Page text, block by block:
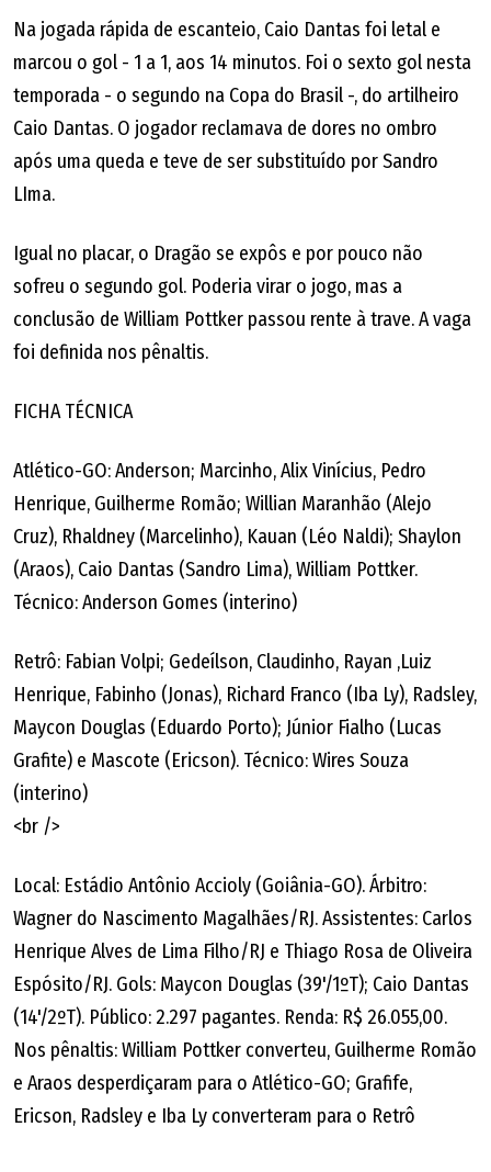
Na jogada rápida de escanteio, Caio Dantas foi letal e
marcou o gol - 1 a 1, aos 14 minutos. Foi o sexto gol nesta
temporada - o segundo na Copa do Brasil -, do artilheiro
Caio Dantas. O jogador reclamava de dores no ombro
após uma queda e teve de ser substituído por Sandro
LIma.
Igual no placar, o Dragão se expôs e por pouco não
sofreu o segundo gol. Poderia virar o jogo, mas a
conclusão de William Pottker passou rente à trave. A vaga
foi definida nos pênaltis.
FICHA TÉCNICA
Atlético-GO: Anderson; Marcinho, Alix Vinícius, Pedro
Henrique, Guilherme Romão; Willian Maranhão (Alejo
Cruz), Rhaldney (Marcelinho), Kauan (Léo Naldi); Shaylon
(Araos), Caio Dantas (Sandro Lima), William Pottker.
Técnico: Anderson Gomes (interino)
Retrô: Fabian Volpi; Gedeílson, Claudinho, Rayan ,Luiz
Henrique, Fabinho (Jonas), Richard Franco (Iba Ly), Radsley,
Maycon Douglas (Eduardo Porto); Júnior Fialho (Lucas
Grafite) e Mascote (Ericson). Técnico: Wires Souza
(interino)
<br />
Local: Estádio Antônio Accioly (Goiânia-GO). Árbitro:
Wagner do Nascimento Magalhães/RJ. Assistentes: Carlos
Henrique Alves de Lima Filho/RJ e Thiago Rosa de Oliveira
Espósito/RJ. Gols: Maycon Douglas (39'/1ºT); Caio Dantas
(14'/2ºT). Público: 2.297 pagantes. Renda: R$ 26.055,00.
Nos pênaltis: William Pottker converteu, Guilherme Romão
e Araos desperdiçaram para o Atlético-GO; Grafife,
Ericson, Radsley e Iba Ly converteram para o Retrô